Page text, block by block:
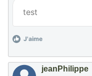
test
J'aime
jeanPhilippe